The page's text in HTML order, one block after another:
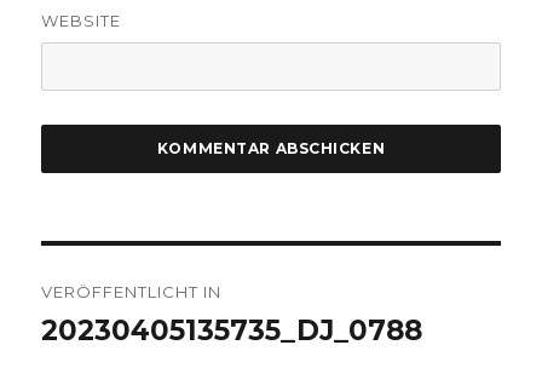
WEBSITE
VERÖFFENTLICHT IN
20230405135735_DJ_0788